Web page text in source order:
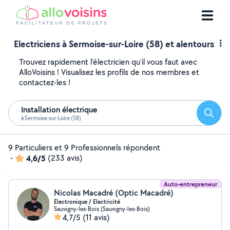
Electriciens à Sermoise-sur-Loire (58) et alentours
Trouvez rapidement l'électricien qu'il vous faut avec
AlloVoisins ! Visualisez les profils de nos membres et
contactez-les !
Installation électrique
à Sermoise-sur-Loire (58)
9 Particuliers et 9 Professionnels répondent
-
4,6/5 (233 avis)
Auto-entrepreneur
Nicolas Macadré (Optic Macadré)
Electronique / Electricité
Sauvigny-les-Bois (Sauvigny-les-Bois)
4,7/5 (11 avis)